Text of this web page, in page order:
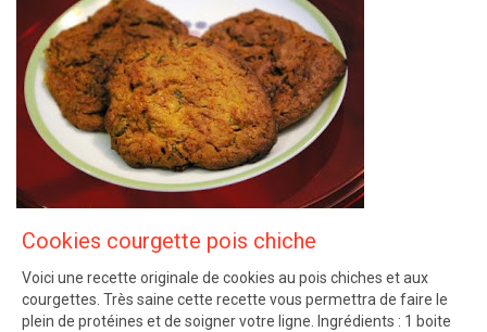
Cookies courgette pois chiche
Voici une recette originale de cookies au pois chiches et aux
courgettes. Très saine cette recette vous permettra de faire le
plein de protéines et de soigner votre ligne. Ingrédients : 1 boite